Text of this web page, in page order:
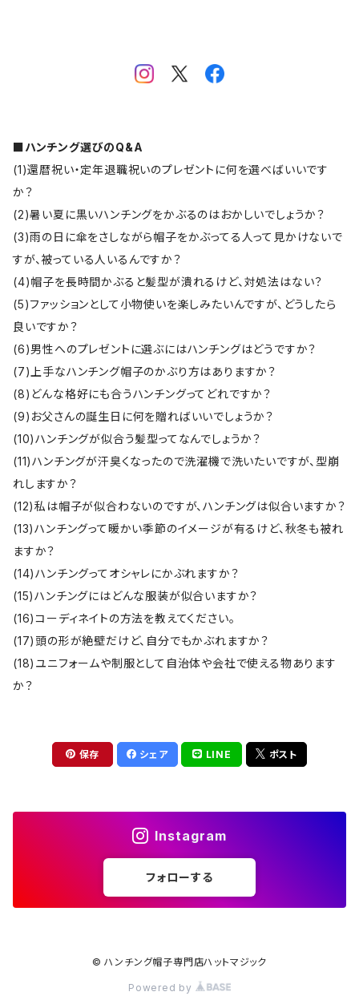
■ハンチング選びのQ&A
(1)還暦祝い・定年退職祝いのプレゼントに何を選べばいいです
か？
(2)暑い夏に黒いハンチングをかぶるのはおかしいでしょうか？
(3)雨の日に傘をさしながら帽子をかぶってる人って見かけないで
すが、被っている人いるんですか？
(4)帽子を長時間かぶると髪型が潰れるけど、対処法はない？
(5)ファッションとして小物使いを楽しみたいんですが、どうしたら
良いですか？
(6)男性へのプレゼントに選ぶにはハンチングはどうですか？
(7)上手なハンチング帽子のかぶり方はありますか？
(8)どんな格好にも合うハンチングってどれですか？
(9)お父さんの誕生日に何を贈ればいいでしょうか？
(10)ハンチングが似合う髪型ってなんでしょうか？
(11)ハンチングが汗臭くなったので洗濯機で洗いたいですが、型崩
れしますか？
(12)私は帽子が似合わないのですが、ハンチングは似合いますか？
(13)ハンチングって暖かい季節のイメージが有るけど、秋冬も被れ
ますか？
(14)ハンチングってオシャレにかぶれますか？
(15)ハンチングにはどんな服装が似合いますか？
(16)コーディネイトの方法を教えてください。
(17)頭の形が絶壁だけど、自分でもかぶれますか？
(18)ユニフォームや制服として自治体や会社で使える物あります
か？
保存 シェア LINE ポスト
Instagram
フォローする
© ハンチング帽子専門店ハットマジック
Powered by